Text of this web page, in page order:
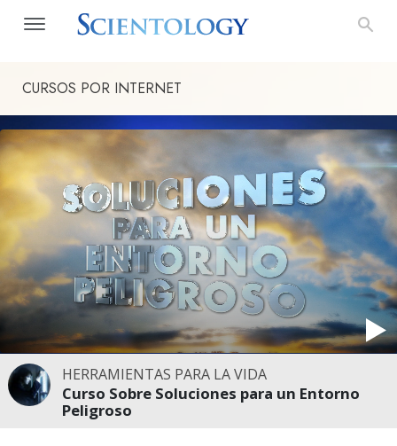
CURSOS POR INTERNET
HERRAMIENTAS PARA LA VIDA
Curso Sobre Soluciones para un Entorno
Peligroso